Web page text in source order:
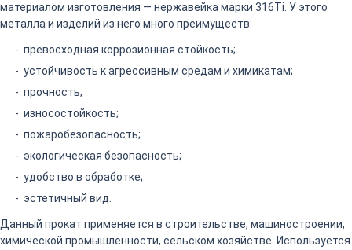
материалом изготовления — нержавейка марки 316Ti. У этого
металла и изделий из него много преимуществ:
превосходная коррозионная стойкость;
устойчивость к агрессивным средам и химикатам;
прочность;
износостойкость;
пожаробезопасность;
экологическая безопасность;
удобство в обработке;
эстетичный вид.
Данный прокат применяется в строительстве, машиностроении,
химической промышленности, сельском хозяйстве. Используется